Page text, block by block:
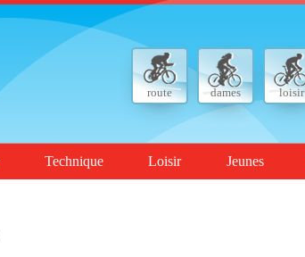
route dames loisir
Technique Loisir Jeunes